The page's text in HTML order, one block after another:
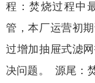
程：焚烧过程中
管，本厂运营初
过增加抽屉式滤
决问题。 源尾：